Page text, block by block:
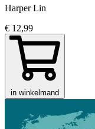
Harper Lin
€ 12,99
in winkelmand